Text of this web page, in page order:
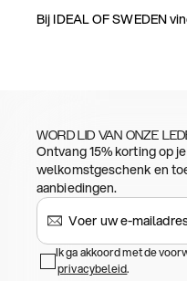
Bij IDEAL OF SWEDEN
WORD LID VAN ONZE
Ontvang 15% korting op
welkomstgeschenk en
aanbiedingen.
Ik ga akkoord met de
privacybeleid.